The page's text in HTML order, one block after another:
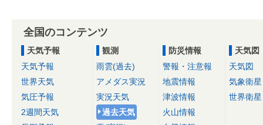
全国のコンテンツ
天気予報
天気予報
世界天気
気圧予報
2週間天気
観測
雨雲(過去)
アメダス実況
実況天気
過去天気
防災情報
警報・注意報
地震情報
津波情報
火山情報
天気図
天気図
気象衛星
世界衛星